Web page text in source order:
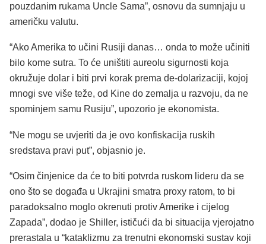
pouzdanim rukama Uncle Sama”, osnovu da sumnjaju u
američku valutu.
“Ako Amerika to učini Rusiji danas… onda to može učiniti
bilo kome sutra. To će uništiti aureolu sigurnosti koja
okružuje dolar i biti prvi korak prema de-dolarizaciji, kojoj
mnogi sve više teže, od Kine do zemalja u razvoju, da ne
spominjem samu Rusiju”, upozorio je ekonomista.
“Ne mogu se uvjeriti da je ovo konfiskacija ruskih
sredstava pravi put”, objasnio je.
“Osim činjenice da će to biti potvrda ruskom lideru da se
ono što se događa u Ukrajini smatra proxy ratom, to bi
paradoksalno moglo okrenuti protiv Amerike i cijelog
Zapada”, dodao je Shiller, ističući da bi situacija vjerojatno
prerastala u “kataklizmu za trenutni ekonomski sustav koji